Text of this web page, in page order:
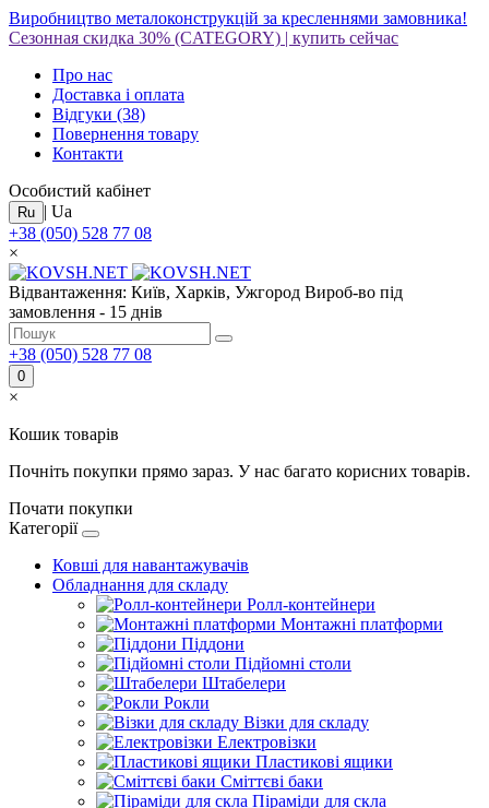
Виробництво металоконструкцій за кресленнями замовника!
Сезонная скидка 30% (CATEGORY) | купить сейчас
Про нас
Доставка і оплата
Відгуки (38)
Повернення товару
Контакти
Особистий кабінет
Ru | Ua
+38 (050) 528 77 08
×
Відвантаження: Київ, Харків, Ужгород Вироб-во під
замовлення - 15 днів
+38 (050) 528 77 08
0
×
Кошик товарів
Почніть покупки прямо зараз. У нас багато корисних товарів.
Почати покупки
Категорії
Ковші для навантажувачів
Обладнання для складу
Ролл-контейнери
Монтажні платформи
Піддони
Підйомні столи
Штабелери
Рокли
Візки для складу
Електровізки
Пластикові ящики
Сміттєві баки
Піраміди для скла